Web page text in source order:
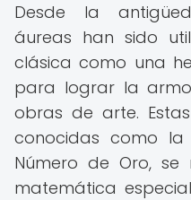
Desde la
áureas han sido
clásica como una
para lograr la
obras de arte.
conocidas como
Número de Oro,
matemática